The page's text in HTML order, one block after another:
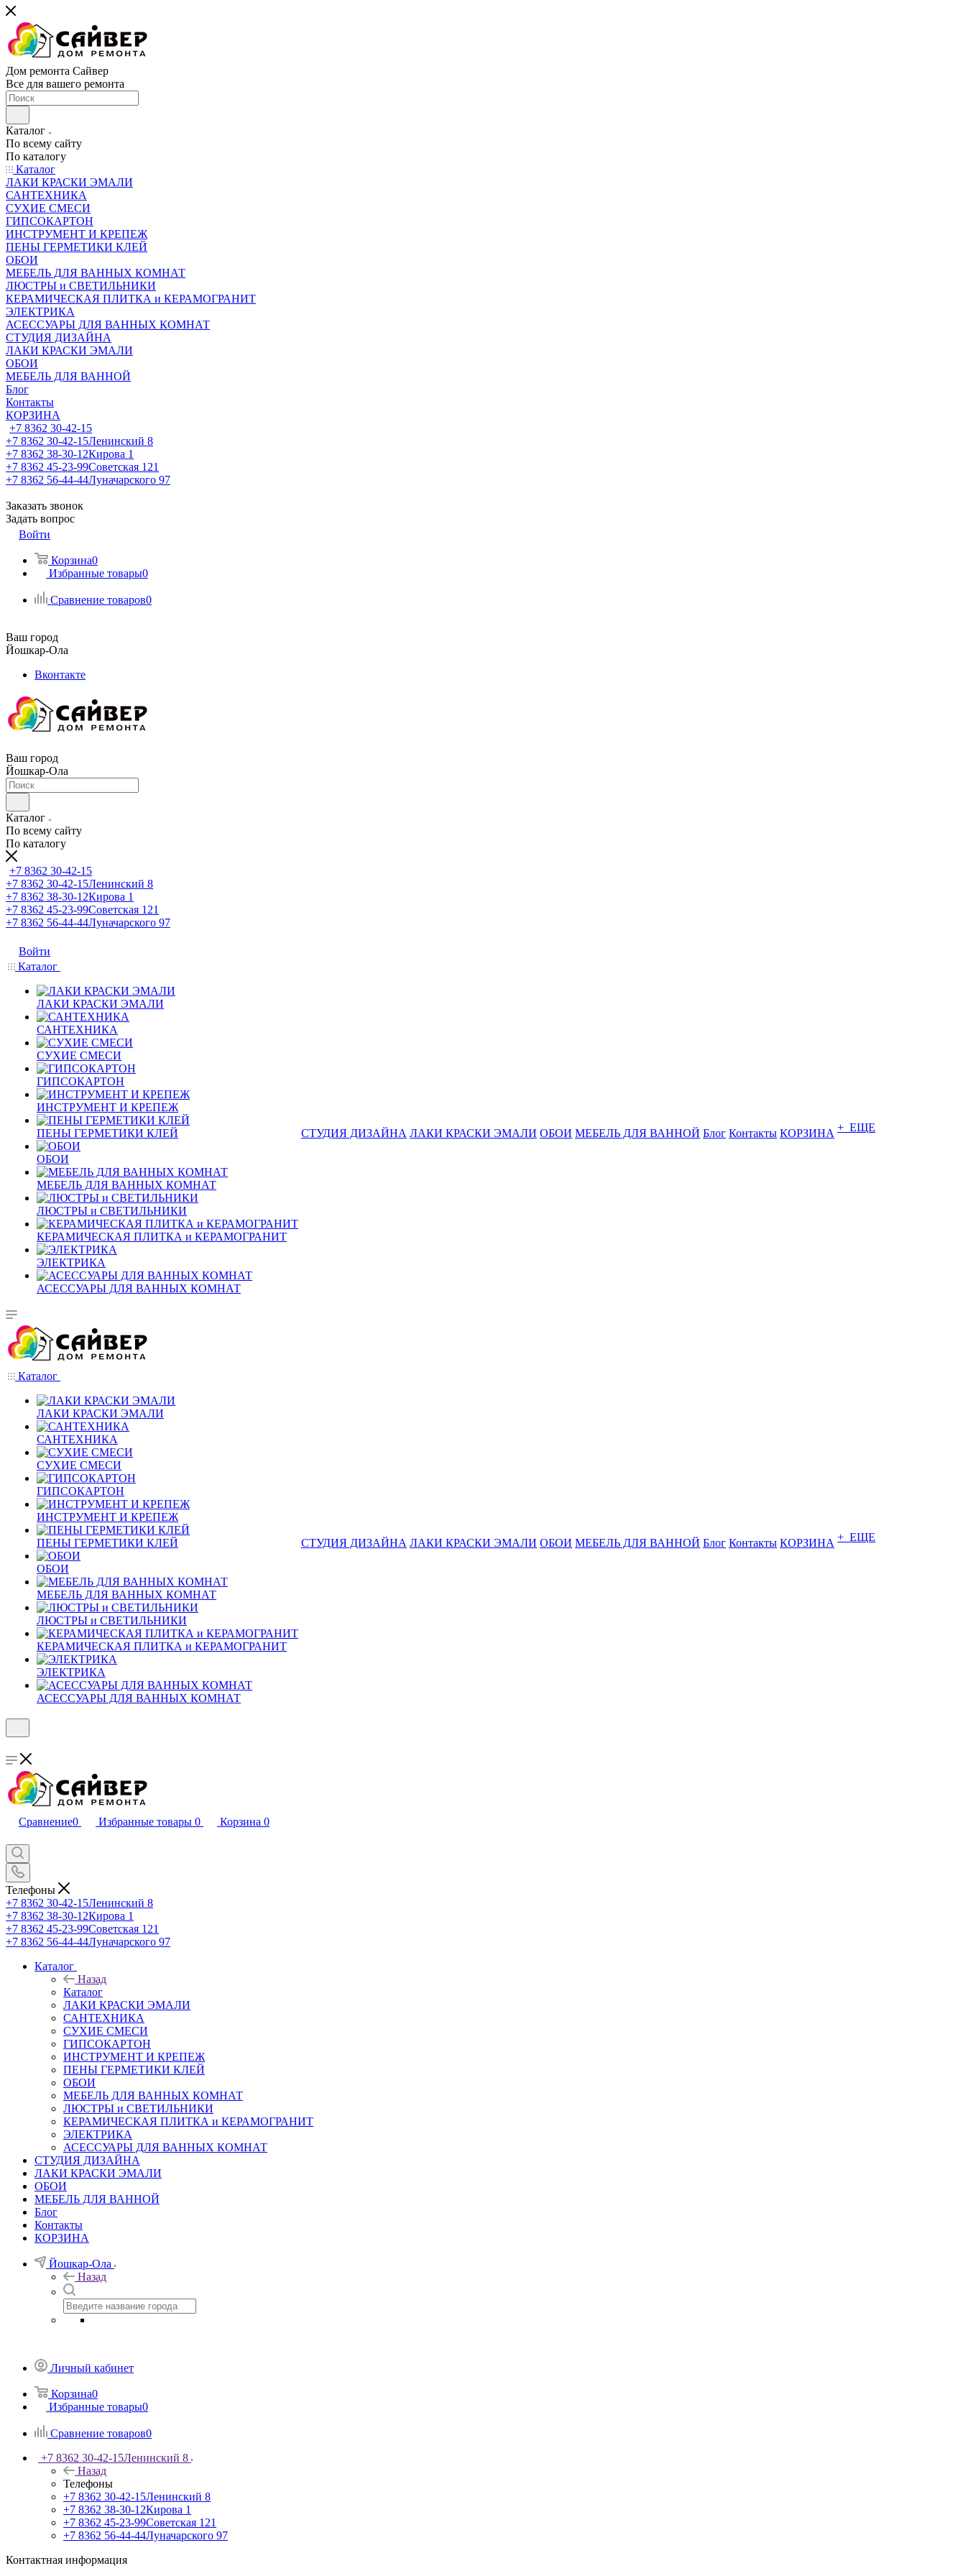
Дом ремонта Сайвер
Все для вашего ремонта
Каталог
По всему сайту
По каталогу
Каталог
ЛАКИ КРАСКИ ЭМАЛИ
САНТЕХНИКА
СУХИЕ СМЕСИ
ГИПСОКАРТОН
ИНСТРУМЕНТ И КРЕПЕЖ
ПЕНЫ ГЕРМЕТИКИ КЛЕЙ
ОБОИ
МЕБЕЛЬ ДЛЯ ВАННЫХ КОМНАТ
ЛЮСТРЫ и СВЕТИЛЬНИКИ
КЕРАМИЧЕСКАЯ ПЛИТКА и КЕРАМОГРАНИТ
ЭЛЕКТРИКА
АСЕССУАРЫ ДЛЯ ВАННЫХ КОМНАТ
СТУДИЯ ДИЗАЙНА
ЛАКИ КРАСКИ ЭМАЛИ
ОБОИ
МЕБЕЛЬ ДЛЯ ВАННОЙ
Блог
Контакты
КОРЗИНА
+7 8362 30-42-15
+7 8362 30-42-15Ленинский 8
+7 8362 38-30-12Кирова 1
+7 8362 45-23-99Советская 121
+7 8362 56-44-44Луначарского 97
Заказать звонок
Задать вопрос
Войти
Корзина0
Избранные товары0
Сравнение товаров0
Ваш город
Йошкар-Ола
Вконтакте
Ваш город
Йошкар-Ола
Каталог
По всему сайту
По каталогу
+7 8362 30-42-15
+7 8362 30-42-15Ленинский 8
+7 8362 38-30-12Кирова 1
+7 8362 45-23-99Советская 121
+7 8362 56-44-44Луначарского 97
Войти
Каталог
ЛАКИ КРАСКИ ЭМАЛИ
САНТЕХНИКА
СУХИЕ СМЕСИ
ГИПСОКАРТОН
ИНСТРУМЕНТ И КРЕПЕЖ
ПЕНЫ ГЕРМЕТИКИ КЛЕЙ
ОБОИ
МЕБЕЛЬ ДЛЯ ВАННЫХ КОМНАТ
ЛЮСТРЫ и СВЕТИЛЬНИКИ
КЕРАМИЧЕСКАЯ ПЛИТКА и КЕРАМОГРАНИТ
ЭЛЕКТРИКА
АСЕССУАРЫ ДЛЯ ВАННЫХ КОМНАТ
СТУДИЯ ДИЗАЙНА ЛАКИ КРАСКИ ЭМАЛИ ОБОИ МЕБЕЛЬ ДЛЯ ВАННОЙ Блог Контакты КОРЗИНА + ЕЩЕ
Каталог
ЛАКИ КРАСКИ ЭМАЛИ
САНТЕХНИКА
СУХИЕ СМЕСИ
ГИПСОКАРТОН
ИНСТРУМЕНТ И КРЕПЕЖ
ПЕНЫ ГЕРМЕТИКИ КЛЕЙ
ОБОИ
МЕБЕЛЬ ДЛЯ ВАННЫХ КОМНАТ
ЛЮСТРЫ и СВЕТИЛЬНИКИ
КЕРАМИЧЕСКАЯ ПЛИТКА и КЕРАМОГРАНИТ
ЭЛЕКТРИКА
АСЕССУАРЫ ДЛЯ ВАННЫХ КОМНАТ
СТУДИЯ ДИЗАЙНА ЛАКИ КРАСКИ ЭМАЛИ ОБОИ МЕБЕЛЬ ДЛЯ ВАННОЙ Блог Контакты КОРЗИНА + ЕЩЕ
Сравнение0 Избранные товары 0 Корзина 0
Телефоны
+7 8362 30-42-15Ленинский 8
+7 8362 38-30-12Кирова 1
+7 8362 45-23-99Советская 121
+7 8362 56-44-44Луначарского 97
Каталог
Назад
Каталог
ЛАКИ КРАСКИ ЭМАЛИ
САНТЕХНИКА
СУХИЕ СМЕСИ
ГИПСОКАРТОН
ИНСТРУМЕНТ И КРЕПЕЖ
ПЕНЫ ГЕРМЕТИКИ КЛЕЙ
ОБОИ
МЕБЕЛЬ ДЛЯ ВАННЫХ КОМНАТ
ЛЮСТРЫ и СВЕТИЛЬНИКИ
КЕРАМИЧЕСКАЯ ПЛИТКА и КЕРАМОГРАНИТ
ЭЛЕКТРИКА
АСЕССУАРЫ ДЛЯ ВАННЫХ КОМНАТ
СТУДИЯ ДИЗАЙНА
ЛАКИ КРАСКИ ЭМАЛИ
ОБОИ
МЕБЕЛЬ ДЛЯ ВАННОЙ
Блог
Контакты
КОРЗИНА
Йошкар-Ола
Назад
Личный кабинет
Корзина0
Избранные товары0
Сравнение товаров0
+7 8362 30-42-15Ленинский 8
Назад
Телефоны
+7 8362 30-42-15Ленинский 8
+7 8362 38-30-12Кирова 1
+7 8362 45-23-99Советская 121
+7 8362 56-44-44Луначарского 97
Контактная информация